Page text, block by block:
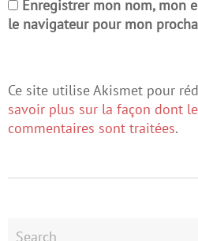
Enregistrer mon nom, mon
le navigateur pour mon
Ce site utilise Akismet pour
savoir plus sur la façon dont
commentaires sont traitées.